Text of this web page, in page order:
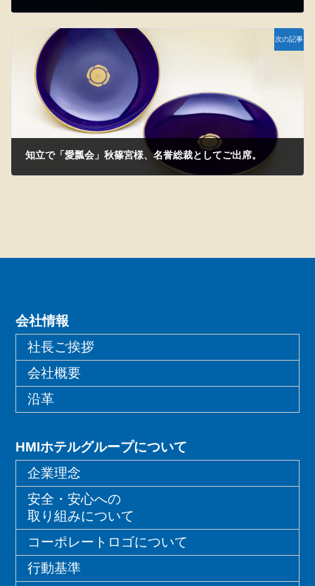
次の記事
知立で「愛瓢会」秋篠宮様、名誉総裁としてご出席。
会社情報
社長ご挨拶
会社概要
沿革
HMIホテルグループについて
企業理念
安全・安心への
取り組みについて
コーポレートロゴについて
行動基準